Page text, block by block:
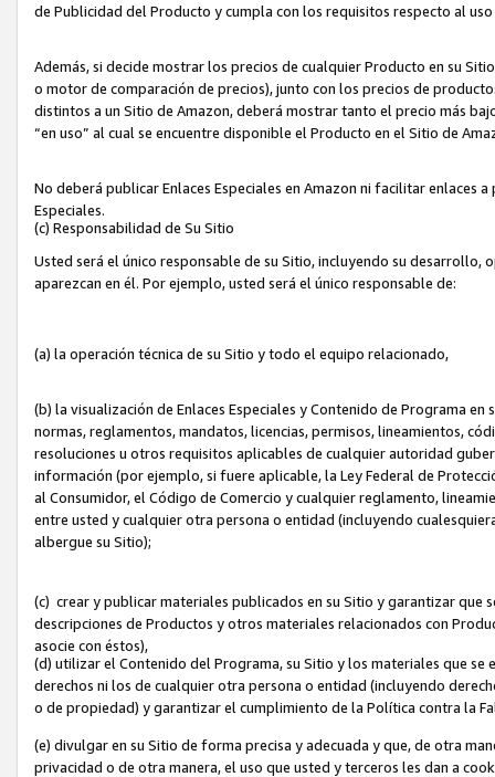
de Publicidad del Producto y cumpla con los requisitos respecto al uso
Además, si decide mostrar los precios de cualquier Producto en su
o motor de comparación de precios), junto con los precios de
distintos a un Sitio de Amazon, deberá mostrar tanto el precio más
“en uso” al cual se encuentre disponible el Producto en el Sitio de
No deberá publicar Enlaces Especiales en Amazon ni facilitar enlaces
Especiales.
(c) Responsabilidad de Su Sitio
Usted será el único responsable de su Sitio, incluyendo su
aparezcan en él. Por ejemplo, usted será el único responsable de:
(a) la operación técnica de su Sitio y todo el equipo relacionado,
(b) la visualización de Enlaces Especiales y Contenido de Programa
normas, reglamentos, mandatos, licencias, permisos, lineamientos,
resoluciones u otros requisitos aplicables de cualquier autoridad
información (por ejemplo, si fuere aplicable, la Ley Federal de
al Consumidor, el Código de Comercio y cualquier reglamento,
entre usted y cualquier otra persona o entidad (incluyendo
albergue su Sitio);
(c) crear y publicar materiales publicados en su Sitio y garantizar que
descripciones de Productos y otros materiales relacionados con
asocie con éstos),
(d) utilizar el Contenido del Programa, su Sitio y los materiales que se
derechos ni los de cualquier otra persona o entidad (incluyendo
o de propiedad) y garantizar el cumplimiento de la Política contra la
(e) divulgar en su Sitio de forma precisa y adecuada y que, de otra
privacidad o de otra manera, el uso que usted y terceros les dan a